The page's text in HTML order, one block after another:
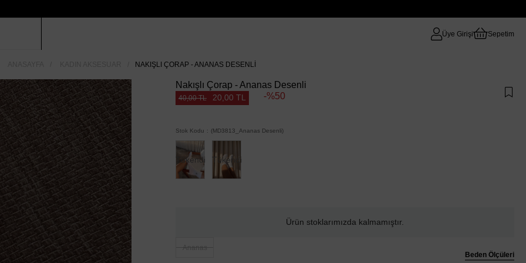
Üye Girişi Sepetim
NAKIŞLI ÇORAP - ANANAS DESENLI
Nakışlı Çorap - Ananas Desenli
40,00 TL 20,00 TL 50
Stok Kodu (MD3813_Ananas Desenli)
Tükendi Tükendi
Ürün stoklarımızda kalmamıştır.
Beden Ölçüleri